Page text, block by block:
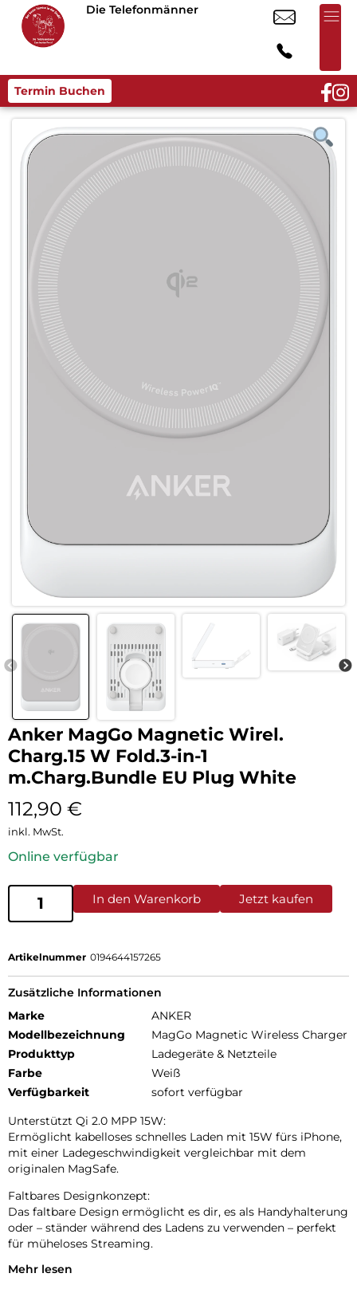
Die Telefonmänner
Termin Buchen
Anker MagGo Magnetic Wirel.
Charg.15 W Fold.3-in-1
m.Charg.Bundle EU Plug White
112,90 €
inkl. MwSt.
Online verfügbar
In den Warenkorb Jetzt kaufen
Artikelnummer 0194644157265
Zusätzliche Informationen
Marke
ANKER
Modellbezeichnung
MagGo Magnetic Wireless Charger
Produkttyp
Ladegeräte & Netzteile
Farbe
Weiß
Verfügbarkeit
sofort verfügbar
Unterstützt Qi 2.0 MPP 15W:
Ermöglicht kabelloses schnelles Laden mit 15W fürs iPhone,
mit einer Ladegeschwindigkeit vergleichbar mit dem
originalen MagSafe.
Faltbares Designkonzept:
Das faltbare Design ermöglicht es dir, es als Handyhalterung
oder – ständer während des Ladens zu verwenden – perfekt
für müheloses Streaming.
Ultraleichte Mobilität:
Mehr lesen